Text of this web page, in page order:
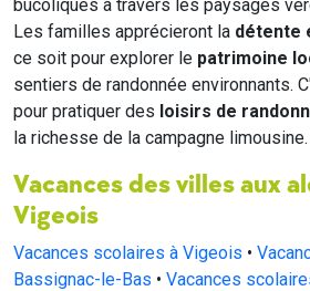
bucoliques à travers les paysages
Les familles apprécieront la détente
ce soit pour explorer le patrimoine
sentiers de randonnée environnants.
pour pratiquer des loisirs de
la richesse de la campagne limousine.
Vacances des villes aux
Vigeois
Vacances scolaires à Vigeois •
Bassignac-le-Bas • Vacances